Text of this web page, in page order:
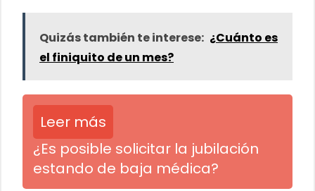
Quizás también te interese: ¿Cuánto es
el finiquito de un mes?
Leer más
¿Es posible solicitar la jubilación
estando de baja médica?